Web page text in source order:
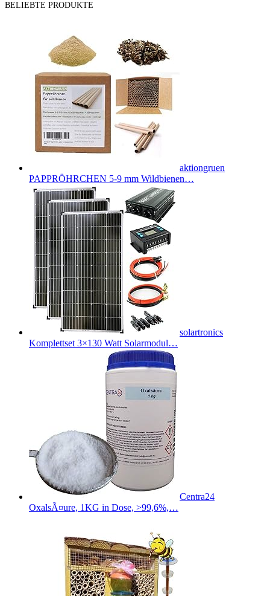
BELIEBTE PRODUKTE
aktiongruen
PAPPRÖHRCHEN 5-9 mm Wildbienen…
solartronics
Komplettset 3×130 Watt Solarmodul…
Centra24
OxalsÃ¤ure, 1KG in Dose, >99,6%,…